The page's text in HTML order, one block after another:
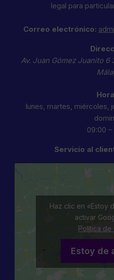
legal para
Correo electrónico:
Av. Juan Gómez Juanito 6
lunes, martes, miércoles,
09:00 –
Servicio al
Haz clic en «Estoy
activar
Política de
Estoy de